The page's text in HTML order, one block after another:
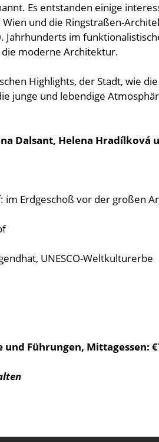
Es entstanden einige
und die Ringstraßen-
Jahrhunderts im
moderne Architektur.
Highlights, der Stadt, wie die
junge und lebendige
Dalsant, Helena Hradílková
Erdgeschoß vor der großen
UNESCO-Weltkulturerbe
Führungen, Mittagessen: